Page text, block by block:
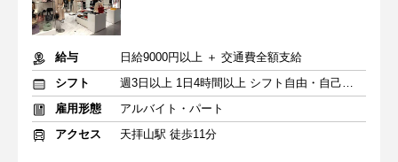
給与
日給9000円以上 ＋ 交通費全額支給
シフト
週3日以上 1日4時間以上 シフト自由・自己申告
雇用形態
アルバイト・パート
アクセス
天拝山駅 徒歩11分